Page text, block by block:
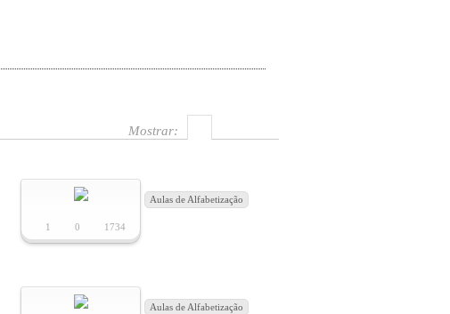
Mostrar:
1 0 1734
Aulas de Alfabetização
Aulas de Alfabetização